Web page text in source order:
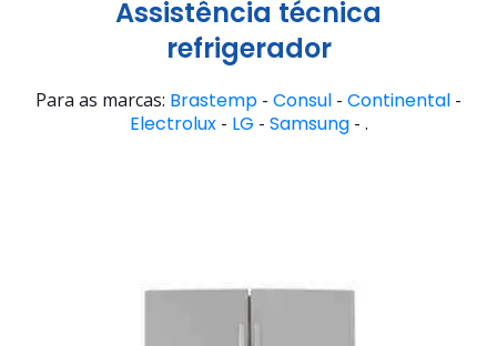
Assistência técnica
refrigerador
Para as marcas: Brastemp - Consul - Continental -
Electrolux- LG - Samsung- .